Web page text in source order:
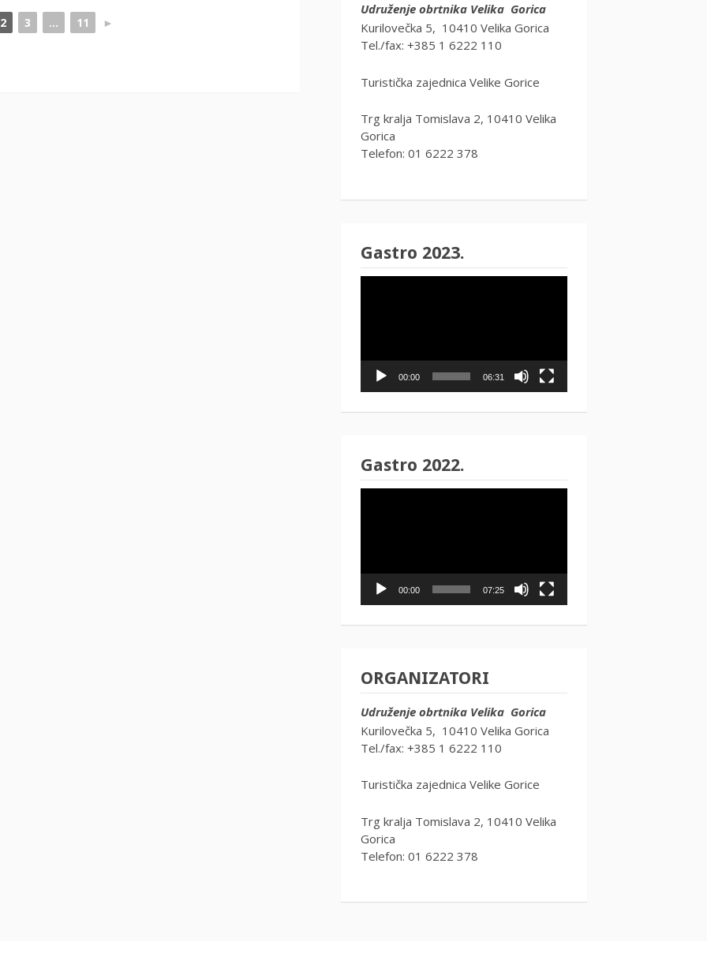
2 3 ... 11 ►
Udruženje obrtnika Velika Gorica
Kurilovečka 5, 10410 Velika Gorica
Tel./fax: +385 1 6222 110
Turistička zajednica Velike Gorice
Trg kralja Tomislava 2, 10410 Velika
Gorica
Telefon: 01 6222 378
Gastro 2023.
00:00 06:31
Gastro 2022.
00:00 07:25
ORGANIZATORI
Udruženje obrtnika Velika Gorica
Kurilovečka 5, 10410 Velika Gorica
Tel./fax: +385 1 6222 110
Turistička zajednica Velike Gorice
Trg kralja Tomislava 2, 10410 Velika
Gorica
Telefon: 01 6222 378